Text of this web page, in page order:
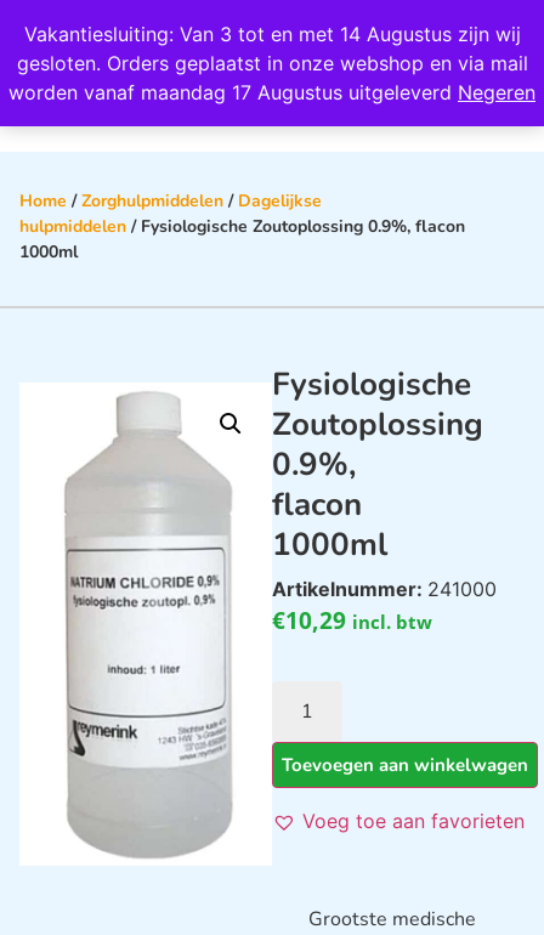
Vakantiesluiting: Van 3 tot en met 14 Augustus zijn wij
gesloten. Orders geplaatst in onze webshop en via mail
worden vanaf maandag 17 Augustus uitgeleverd Negeren
Wij scoren een 4,8 op Google
Home /Zorghulpmiddelen / Dagelijkse
hulpmiddelen / Fysiologische Zoutoplossing 0.9%, flacon
1000ml
Fysiologische
Zoutoplossing
0.9%,
flacon
1000ml
Artikelnummer: 241000
€10,29 incl. btw
Toevoegen aan winkelwagen
Voeg toe aan favorieten
Grootste medische